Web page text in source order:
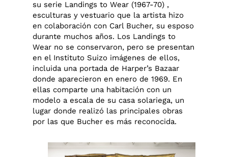
su serie Landings to Wear (1967-70) ,
esculturas y vestuario que la artista hizo
en colaboración con Carl Bucher, su esposo
durante muchos años. Los Landings to
Wear no se conservaron, pero se presentan
en el Instituto Suizo imágenes de ellos,
incluida una portada de Harper’s Bazaar
donde aparecieron en enero de 1969. En
ellas comparte una habitación con un
modelo a escala de su casa solariega, un
lugar donde realizó las principales obras
por las que Bucher es más reconocida.